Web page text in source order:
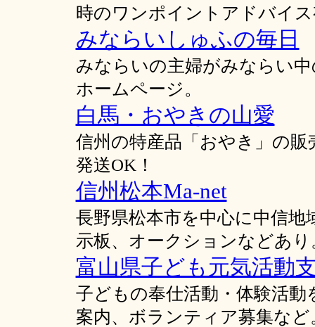
時のワンポイントアドバイ
みならいしゅふの毎日
みならいの主婦がみならい
ホームページ。
白馬・おやきの山愛
信州の特産品「おやき」の
発送OK！
信州松本Ma-net
長野県松本市を中心に中信地
示板、オークションなどあり
富山県子ども元気活動
子どもの奉仕活動・体験活
案内、ボランティア募集など